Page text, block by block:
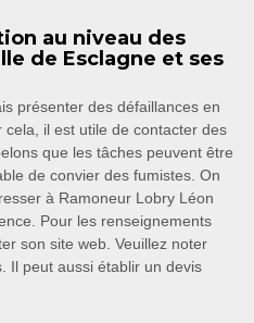
au niveau des
de Esclagne et ses
présenter des défaillances en
il est utile de contacter des
que les tâches peuvent être
de convier des fumistes. On
à Ramoneur Lobry Léon
Pour les renseignements
son site web. Veuillez noter
Il peut aussi établir un devis